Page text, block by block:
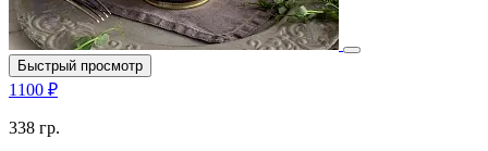
Быстрый просмотр
1100 ₽
338 гр.